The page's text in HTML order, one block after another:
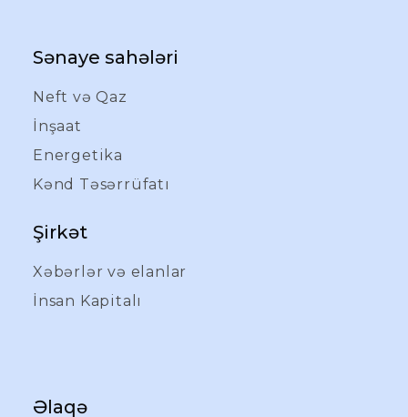
Sənaye sahələri
Neft və Qaz
İnşaat
Energetika
Kənd Təsərrüfatı
Şirkət
Xəbərlər və elanlar
İnsan Kapitalı
Əlaqə